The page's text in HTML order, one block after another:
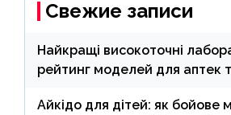
Свежие записи
Найкращі високоточні
рейтинг моделей для аптек
Айкідо для дітей: як бойове